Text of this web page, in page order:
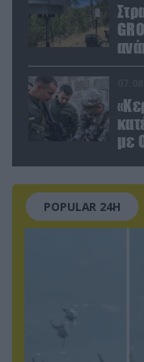
με
POPULAR 24H